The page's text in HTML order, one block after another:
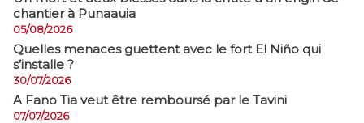
chantier à Punaauia
05/08/2026
Quelles menaces guettent avec le fort El Niño qui
s’installe ?
30/07/2026
A Fano Tia veut être remboursé par le Tavini
07/07/2026